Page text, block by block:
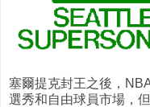
塞爾提克封王之後，
選秀和自由球員市場，